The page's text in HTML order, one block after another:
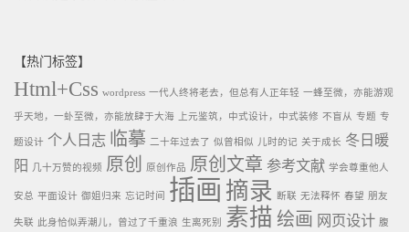
【热门标签】
Html+Css wordpress 一代人终将老去，但总有人正年轻 一蜂至微，亦能游观
乎天地，一虲至微，亦能放肆于大海 上元鉴筑，中式设计，中式装修 不盲从 专题 专
题设计 个人日志 临摹 二十年过去了 似曾相似 儿时的记 关于成长 冬日暖
阳
几十万赞的视频 原创 原创作品 原创文章 参考文献 学会尊重他人
安总 平面设计 御姐归来 忘记时间 插画 摘录 断联 无法释怀 春望 朋友
失联 此身恰似弄潮儿，曾过了千重浪 生离死别 素描 绘画 网页设计 腹